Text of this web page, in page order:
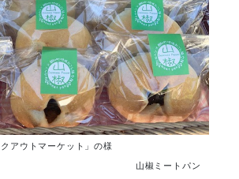
クアウトマーケット」の様
ミートパン